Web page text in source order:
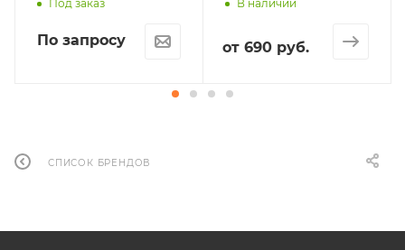
Под заказ
По запросу
В наличии
от 690 руб.
СПИСОК БРЕНДОВ